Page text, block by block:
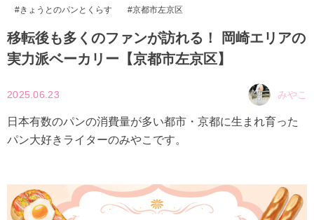
きょうとのパンとくらす 京都市左京区
移転後も多くのファンが訪れる！ 岡崎エリアの
実力派ベーカリー【京都市左京区】
2025.06.23 みやこ
日本有数のパンの消費量が多い都市・京都に生まれ育った
パン大好きライターのみやこです。